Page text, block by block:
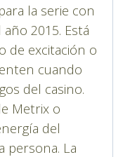
la serie con
2015. Está
de excitación o
cuando
del casino.
Metrix o
del
persona. La